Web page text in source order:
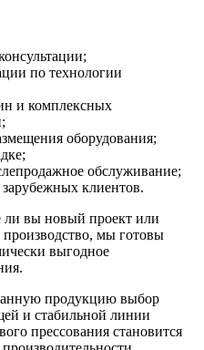
по технологии
и комплексных
оборудования;
обслуживание;
клиентов.
ли вы новый проект или
мы готовы
выгодное
продукцию выбор
и стабильной линии
прессования становится